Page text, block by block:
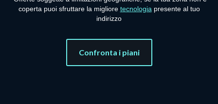
coperta puoi sfruttare la migliore tecnologiapresente al tuo
indirizzo
Confronta i piani